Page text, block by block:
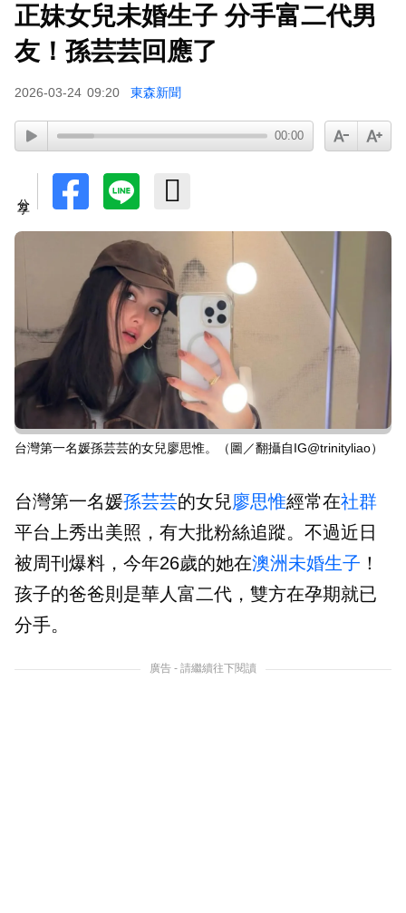
下載東森App，隨時掌握天下大小事！
備賽狂操滿手繭
正妹女兒未婚生子 分手富二代男
友！孫芸芸回應了
2026-03-24 09:20 東森新聞
00:00
台灣第一名媛孫芸芸的女兒廖思惟。（圖／翻攝自IG@trinityliao）
台灣第一名媛孫芸芸的女兒廖思惟經常在社群
平台上秀出美照，有大批粉絲追蹤。不過近日
被周刊爆料，今年26歲的她在澳洲未婚生子 ！
孩子的爸爸則是華人富二代，雙方在孕期就已
分手。
廣告 - 請繼續往下閱讀